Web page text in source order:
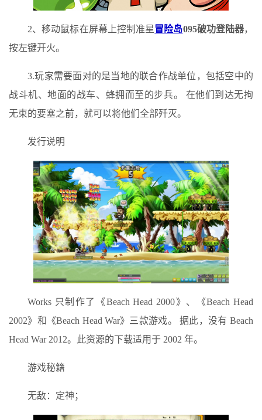
2、移动鼠标​​在屏幕上控制准星冒险岛095破功登陆器，
按左键开火。
3.玩家需要面对的是当地的联合作战单位，包括空中的
战斗机、地面的战车、蜂拥而至的步兵。 在他们到达无拘
无束的要塞之前，就可以将他们全部歼灭。
发行说明
Works 只制作了《Beach Head 2000》、《Beach Head
2002》和《Beach Head War》三款游戏。 据此，没有 Beach
Head War 2012。此资源的下载适用于 2002 年。
游戏秘籍
无敌：定神；